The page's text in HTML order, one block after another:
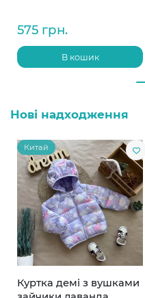
575 грн.
В кошик
Нові надходження
Китай
Куртка демі з вушками